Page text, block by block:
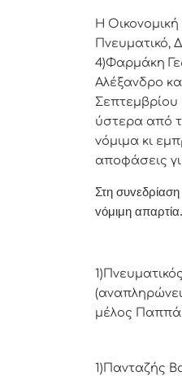
Η
Πνευματικό,
4)Φαρμάκη
Αλέξανδρο
Σεπτεμβρίου
ύστερα από
vόμιμα κι
απoφάσεις
Στη
vόμιμη απαρτία.
μέλος Παππά
1)Πανταζής